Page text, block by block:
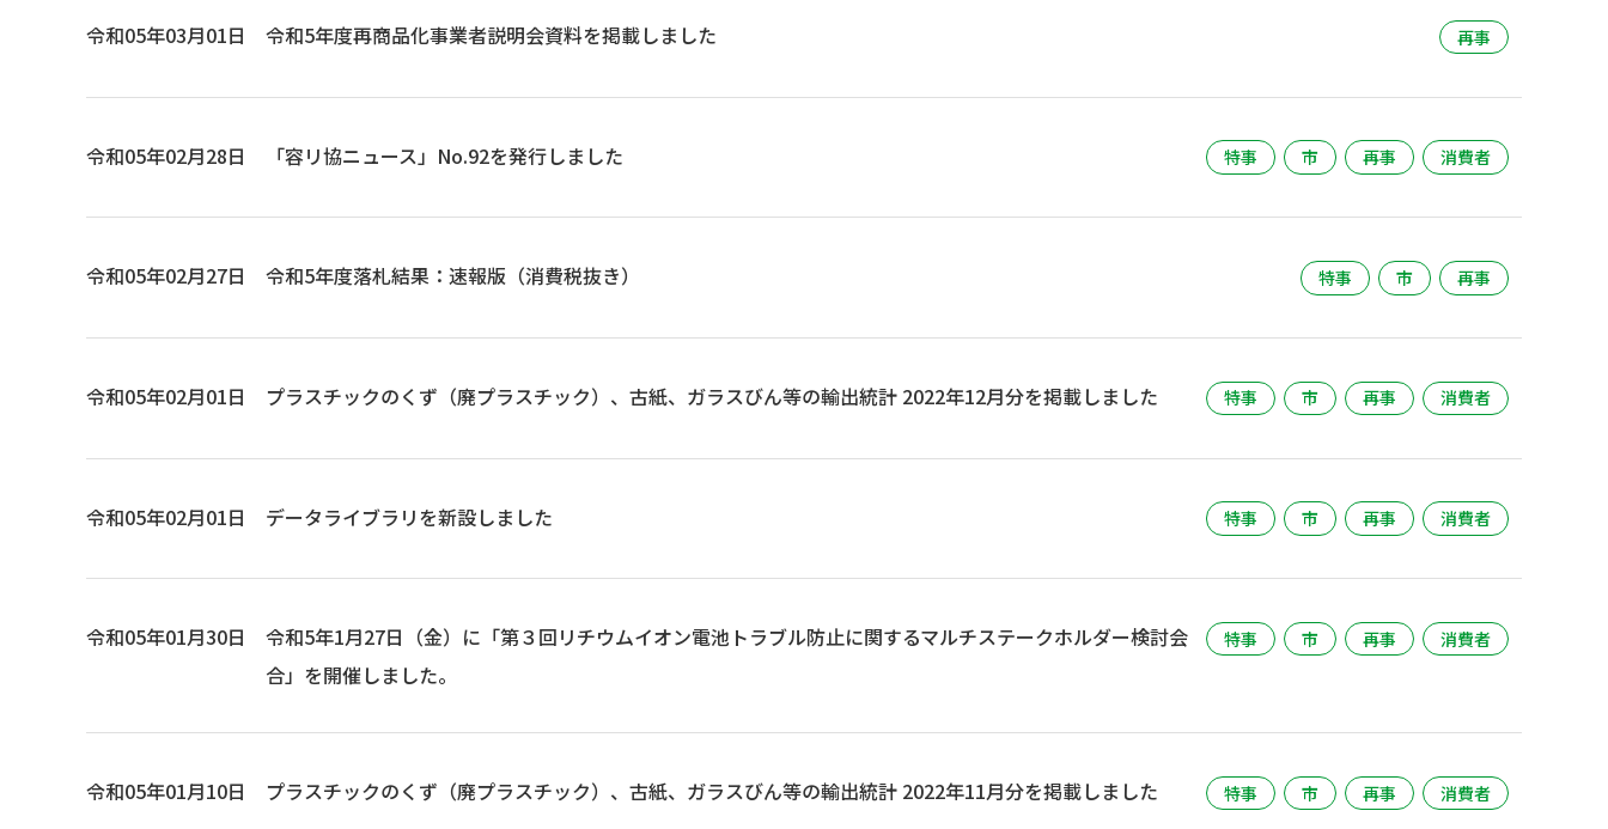
令和05年03月01日 令和5年度再商品化事業者説明会資料を掲載しました 再事
令和05年02月28日 「容リ協ニュース」No.92を発行しました 特事 市 再事 消費者
令和05年02月27日 令和5年度落札結果：速報版（消費税抜き） 特事 市 再事
令和05年02月01日 プラスチックのくず（廃プラスチック）、古紙、ガラスびん等の輸出統計 2022年12月分を掲載しました 特事 市 再事 消費者
令和05年02月01日 データライブラリを新設しました 特事 市 再事 消費者
令和05年01月30日
令和5年1月27日（金）に「第３回リチウムイオン電池トラブル防止に関するマルチステークホルダー検討会
合」を開催しました。
特事 市 再事 消費者
令和05年01月10日 プラスチックのくず（廃プラスチック）、古紙、ガラスびん等の輸出統計 2022年11月分を掲載しました 特事 市 再事 消費者